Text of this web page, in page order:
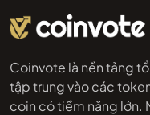
Coinvote là nền tảng
tập trung vào các
coin có tiềm năng lớn.